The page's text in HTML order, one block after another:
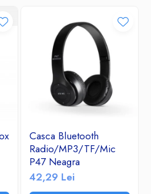
Casca Bluetooth
Radio/MP3/TF/Mic
P47 Neagra
42,29 Lei